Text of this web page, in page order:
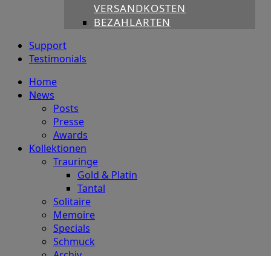
VERSANDKOSTEN
BEZAHLARTEN
Support
Testimonials
Home
News
Posts
Presse
Awards
Kollektionen
Trauringe
Gold & Platin
Tantal
Solitaire
Memoire
Specials
Schmuck